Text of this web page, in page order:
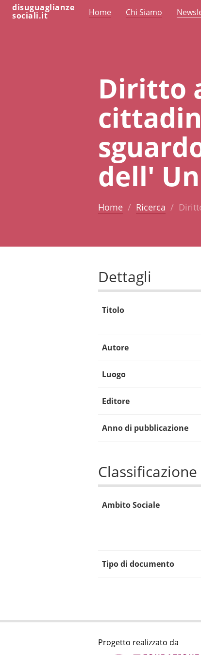
disuguaglianze
sociali.it Home Chi Siamo
Diritto
dell'
Home Ricerca
Dettagli
Titolo
Autore
Luogo
Editore
Anno di pubblicazione
Classificazione
Ambito Sociale
Tipo di documento
Progetto realizzato da